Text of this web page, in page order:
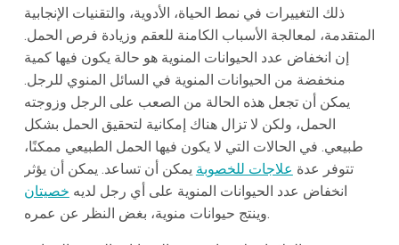
ذلك التغييرات في نمط الحياة، الأدوية، والتقنيات الإنجابية
المتقدمة، لمعالجة الأسباب الكامنة للعقم وزيادة فرص الحمل.
إن انخفاض عدد الحيوانات المنوية هو حالة يكون فيها كمية
منخفضة من الحيوانات المنوية في السائل المنوي للرجل.
يمكن أن تجعل هذه الحالة من الصعب على الرجل وزوجته
الحمل، ولكن لا تزال هناك إمكانية لتحقيق الحمل بشكل
طبيعي. في الحالات التي لا يكون فيها الحمل الطبيعي ممكنًا،
تتوفر عدة علاجات للخصوبة يمكن أن تساعد. يمكن أن يؤثر
انخفاض عدد الحيوانات المنوية على أي رجل لديه خصيتان
وينتج حيوانات منوية، بغض النظر عن عمره.